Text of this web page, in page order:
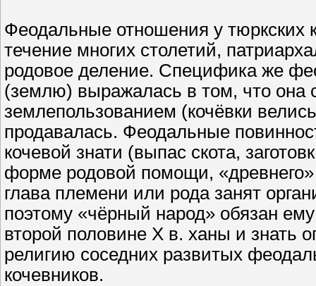
Феодальные отношения у тюркских
течение многих столетий,
родовое деление. Специфика же
(землю) выражалась в том, что она
землепользованием (кочёвки
продавалась. Феодальные
кочевой знати (выпас скота,
форме родовой помощи,
глава племени или рода занят
поэтому «чёрный народ» обязан
второй половине X в. ханы и знать
религию соседних развитых
кочевников.